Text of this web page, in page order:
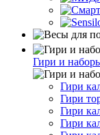
Гири и
Гири
Гири
Гири
Гири